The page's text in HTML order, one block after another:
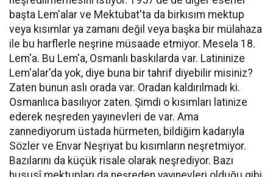
başta Lem'alar ve Mektubat'ta da birkısım mektup
veya kısımlar ya zamanı değil veya başka bir mülahaza
ile bu harflerle neşrine müsaade etmiyor. Mesela 18.
Lem'a. Bu Lem'a, Osmanlı baskılarda var. Latininize
Lem'alar'da yok, diye buna bir tahrif diyebilir misiniz?
Zaten bunun aslı orada var. Oradan kaldırılmadı ki.
Osmanlıca basılıyor zaten. Şimdi o kısımları latinize
ederek neşreden yayınevleri de var. Ama
zannediyorum üstada hürmeten, bildiğim kadarıyla
Sözler ve Envar Neşriyat bu kısımların neşretmiyor.
Bazılarını da küçük risale olarak neşrediyor. Bazı